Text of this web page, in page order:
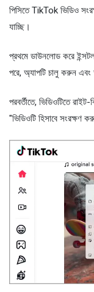
পিসিতে TikTok ভিডিও
যাচ্ছি।
প্রথমে ডাউনলোড করে
পরে, অ্যাপটি চালু করুন এবং
পরবর্তীতে, ভিডিওটিতে
"ভিডিওটি হিসাবে সংরক্ষণ